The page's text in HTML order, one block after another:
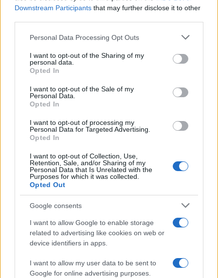
Downstream Participants that may further disclose it to other
Please note that this website/app uses one or more Google
not limited to your visit or usage behaviour. You may click to
grant or deny consent to Google and its third-party tags to
use your data for below specified purposes in below Google
consent section.
Personal Data Processing Opt Outs
I want to opt-out of the Sharing of my
personal data.
Opted In
I want to opt-out of the Sale of my
Personal Data.
Opted In
I want to opt-out of processing my
Personal Data for Targeted Advertising.
Opted In
I want to opt-out of Collection, Use,
Retention, Sale, and/or Sharing of my
Personal Data that Is Unrelated with the
Purposes for which it was collected.
Opted Out
Google consents
I want to allow Google to enable storage
related to advertising like cookies on web or
device identifiers in apps.
I want to allow my user data to be sent to
Google for online advertising purposes.
2000 /2000
Υποβολή σχολίου
Όροι Χρήσης. Το site προστατεύεται από reCAPTCHA, ισχύουν
Πολιτική Απορρήτου
Lifestyle
Share:
Ακολουθήστε το Νewsit.gr στο
ενημερωθείτε πρώτοι για όλη την ειδησεογραφία και τα
τελευταία νέατης ημέρας
Πιο δημοφιλή
Τουρισμός για Όλους 2026: Σήμερα ανοίγει
στις αιτήσεις